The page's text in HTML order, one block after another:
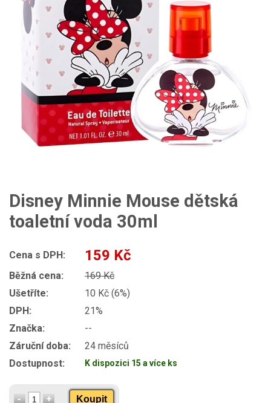
Disney Minnie Mouse dětská
toaletní voda 30ml
Cena s DPH: 159 Kč
Běžná cena:
169 Kč
Ušetříte:
10 Kč (6%)
DPH:
21%
Značka:
--
Záruční doba:
24 měsíců
Dostupnost:
K dispozici 15 a více ks
Koupit